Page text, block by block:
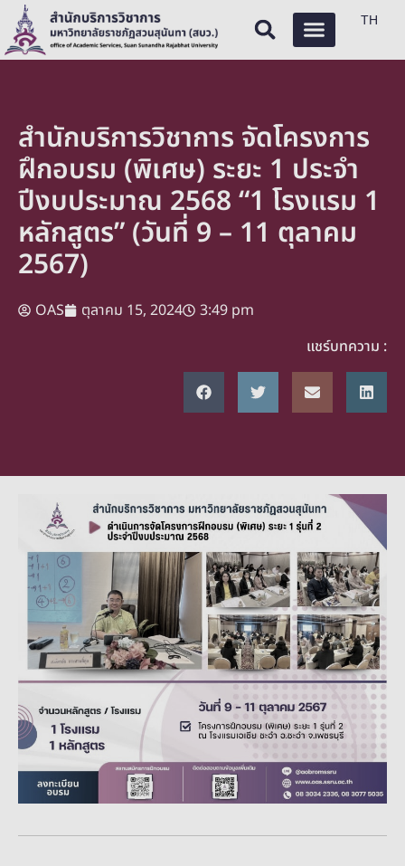
TH
สำนักบริการวิชาการ จัดโครงการ
ฝึกอบรม (พิเศษ) ระยะ 1 ประจำ
ปีงบประมาณ 2568 “1 โรงแรม 1
หลักสูตร” (วันที่ 9 – 11 ตุลาคม
2567)
OAS ตุลาคม 15, 2024
3:49 pm
แชร์บทความ :